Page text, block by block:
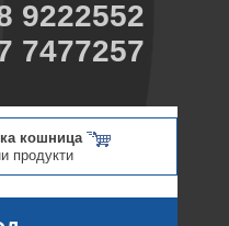
9222552
7477257
кошница
продукти